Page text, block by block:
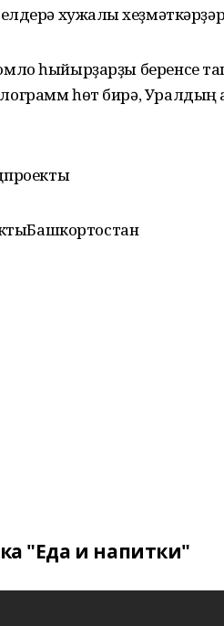
хужалыҡ
һыйырҙарҙы беренсе
һөт бирә, Уралдың
"Еда и напитки"